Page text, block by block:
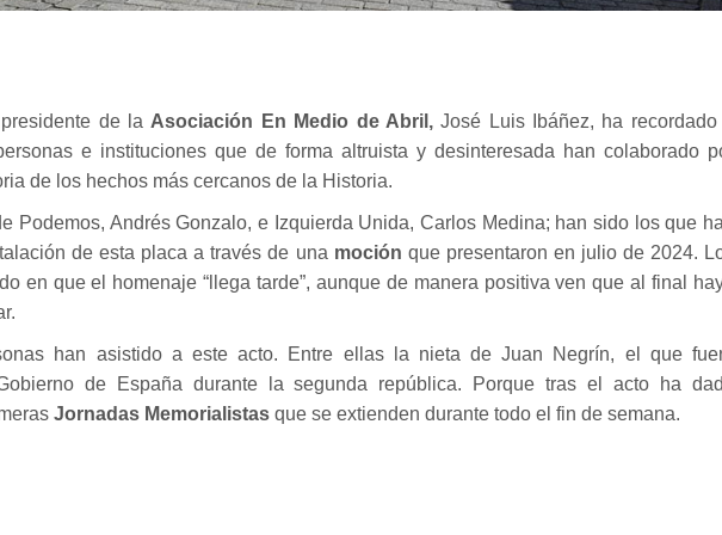
de la Asociación En Medio de Abril,José Luis Ibáñez, ha recordado
e instituciones que de forma altruista y desinteresada han colaborado
de los hechos más cercanos de la Historia.
Podemos, Andrés Gonzalo, e Izquierda Unida, Carlos Medina; han sido los que
de esta placa a través de una moción que presentaron en julio de 2024.
en que el homenaje “llega tarde”, aunque de manera positiva ven que al final
han asistido a este acto. Entre ellas la nieta de Juan Negrín, el que
de España durante la segunda república. Porque tras el acto ha
Jornadas Memorialistas que se extienden durante todo el fin de semana.